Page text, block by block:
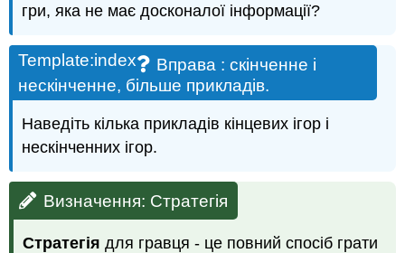
гри, яка не має досконалої інформації?
Вправа
Template:index
: скінченне і
нескінченне, більше прикладів.
Наведіть кілька прикладів кінцевих ігор і
нескінченних ігор.
Визначення: Стратегія
Стратегія для гравця - це повний спосіб грати